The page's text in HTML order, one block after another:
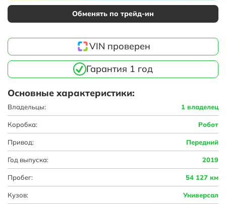
Обменять по трейд-ин
VIN проверен
Гарантия 1 год
Основные характеристики:
Владельцы: 1 владелец
Коробка: Робот
Привод: Передний
Год выпуска: 2019
Пробег: 54 127 км
Кузов: Универсал